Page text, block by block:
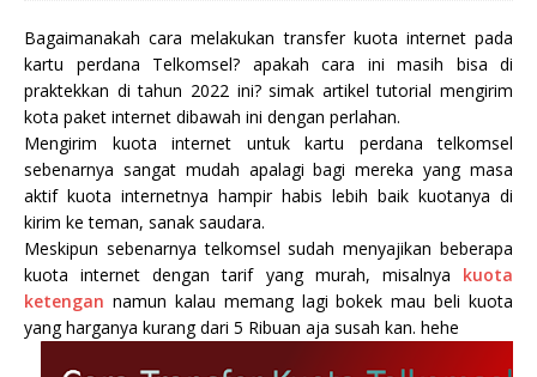
Bagaimanakah cara melakukan transfer kuota internet pada
kartu perdana Telkomsel? apakah cara ini masih bisa di
praktekkan di tahun 2022 ini? simak artikel tutorial mengirim
kota paket internet dibawah ini dengan perlahan.
Mengirim kuota internet untuk kartu perdana telkomsel
sebenarnya sangat mudah apalagi bagi mereka yang masa
aktif kuota internetnya hampir habis lebih baik kuotanya di
kirim ke teman, sanak saudara.
Meskipun sebenarnya telkomsel sudah menyajikan beberapa
kuota internet dengan tarif yang murah, misalnya kuota
ketengan namun kalau memang lagi bokek mau beli kuota
yang harganya kurang dari 5 Ribuan aja susah kan. hehe